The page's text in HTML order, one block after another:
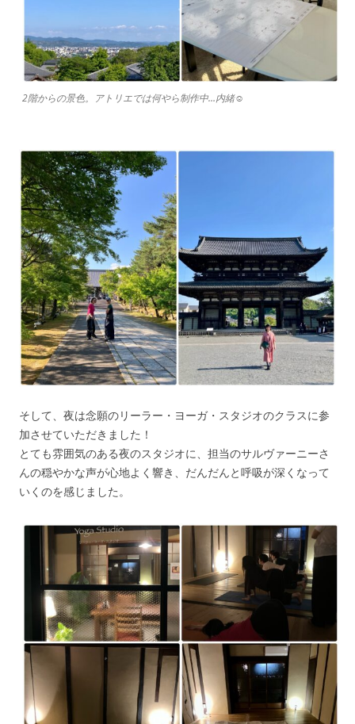
2階からの景色。アトリエでは何やら制作中…内緒☺︎
そして、夜は念願のリーラー・ヨーガ・スタジオのクラスに参
加させていただきました！
とても雰囲気のある夜のスタジオに、担当のサルヴァーニーさ
んの穏やかな声が心地よく響き、だんだんと呼吸が深くなって
いくのを感じました。